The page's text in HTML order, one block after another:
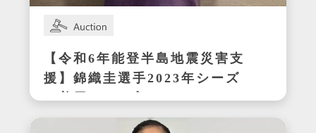
【令和6年能登半島地震災害支
援】錦織圭選手2023年シーズ
ン着用サイン入りテニスシュ
ーズ